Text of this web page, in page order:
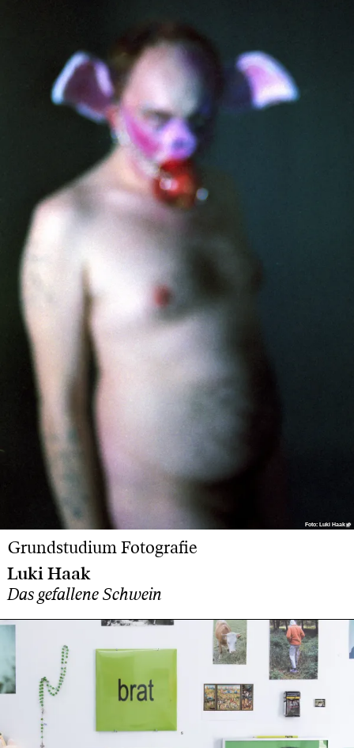
Foto: Luki Haak
Foto: Luki Haak
Grundstudium Fotografie
Luki Haak
Das gefallene Schwein